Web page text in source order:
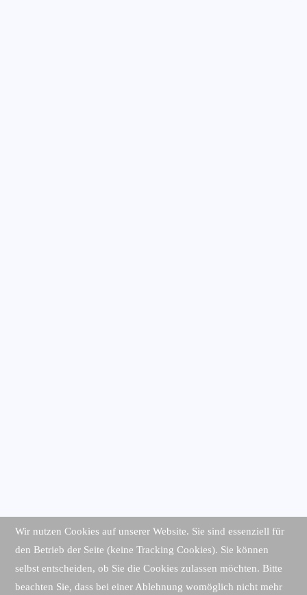
Wir nutzen Cookies auf unserer Website. Sie sind essenziell für
den Betrieb der Seite (keine Tracking Cookies). Sie können
selbst entscheiden, ob Sie die Cookies zulassen möchten. Bitte
beachten Sie, dass bei einer Ablehnung womöglich nicht mehr